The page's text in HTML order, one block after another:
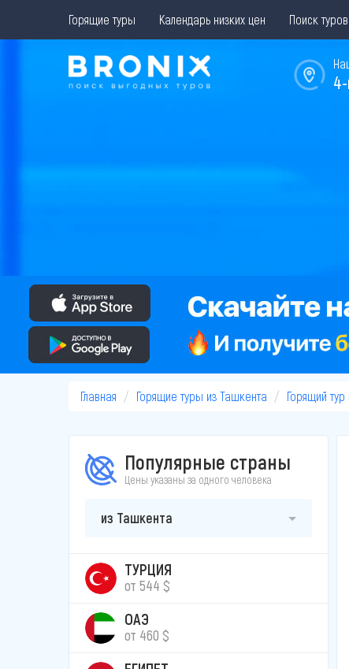
Горящие туры Календарь низких цен Поиск туров
Главная Горящие туры из Ташкента Горящий
Популярные страны
Цены указаны за одного человека
из Ташкента
ТУРЦИЯ
от 544 $
ОАЭ
от 460 $